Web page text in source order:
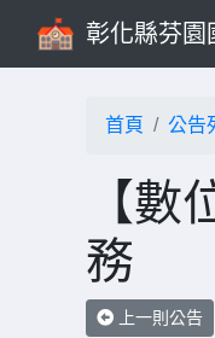
彰化縣芬園
首頁 公告
【
務
上一則公告